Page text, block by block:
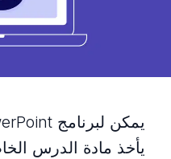
يأخذ مادة الدرس